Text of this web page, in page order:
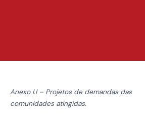
Anexo I.I – Projetos de demandas das
comunidades atingidas.